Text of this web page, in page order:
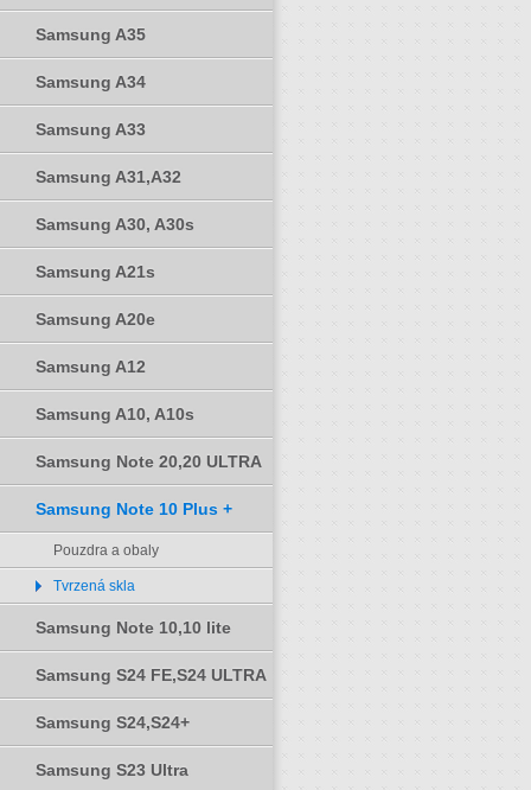
Samsung A35
Samsung A34
Samsung A33
Samsung A31,A32
Samsung A30, A30s
Samsung A21s
Samsung A20e
Samsung A12
Samsung A10, A10s
Samsung Note 20,20 ULTRA
Samsung Note 10 Plus +
Pouzdra a obaly
Tvrzená skla
Samsung Note 10,10 lite
Samsung S24 FE,S24 ULTRA
Samsung S24,S24+
Samsung S23 Ultra